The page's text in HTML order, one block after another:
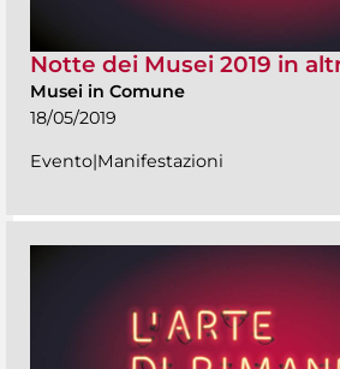
Notte dei Musei 2019 in
Musei in Comune
18/05/2019
Evento|Manifestazioni